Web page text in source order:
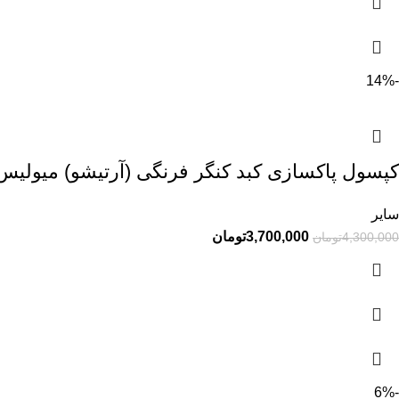
-14%
کپسول پاکسازی کبد کنگر فرنگی (آرتیشو) میولیس 60
سایر
4,300,000تومان 3,700,000تومان
-6%